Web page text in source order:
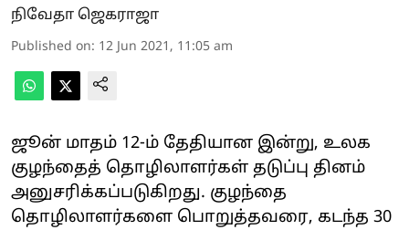
நிவேதா ஜெகராஜா
Published on: 12 Jun 2021, 11:05 am
ஜூன் மாதம் 12-ம் தேதியான இன்று, உலக
குழந்தைத் தொழிலாளர்கள் தடுப்பு தினம்
அனுசரிக்கப்படுகிறது. குழந்தை
தொழிலாளர்களை பொறுத்தவரை, கடந்த 30